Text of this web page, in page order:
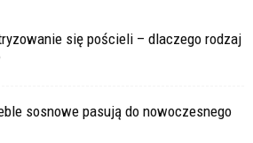
się pościeli – dlaczego rodzaj
sosnowe pasują do nowoczesnego